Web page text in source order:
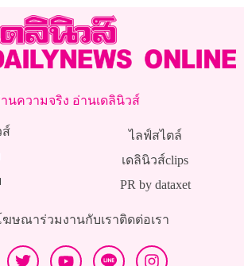
นความจริง อ่านเดลินิวส์
ส์
ไลฟ์สไตล์
เดลินิวส์clips
PR by dataxet
ฆษณาร่วมงานกับเราติดต่อเรา